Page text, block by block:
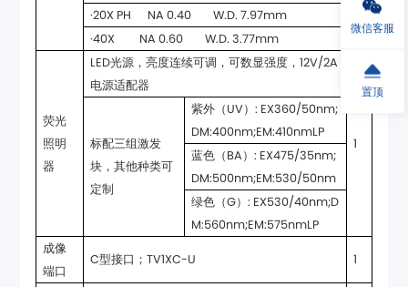
·20X PH NA 0.40 W.D. 7.97mm
·40X NA 0.60 W.D. 3.77mm
器
电源适配器
1
定制
DM:400nm;EM:410nmLP
DM:500nm;EM:530/50nm
M:560nm;EM:575nmLP
端口
C型接口；TV1XC-U 1
微信客服
置顶